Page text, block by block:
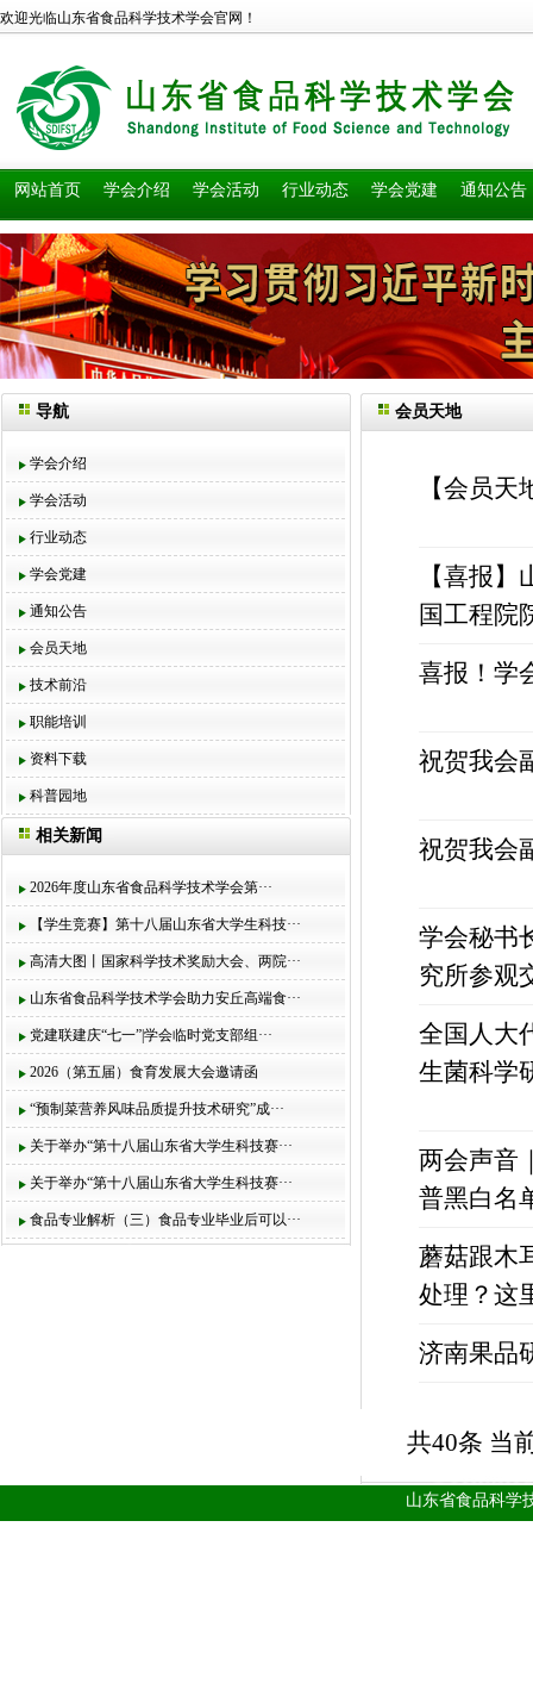
欢迎光临山东省食品科学技术学会官网！
网站首页 学会介绍 学会活动 行业动态 学会党建 通知公告
导航
学会介绍
学会活动
行业动态
学会党建
通知公告
会员天地
技术前沿
职能培训
资料下载
科普园地
相关新闻
2026年度山东省食品科学技术学会第···
【学生竞赛】第十八届山东省大学生科技···
高清大图丨国家科学技术奖励大会、两院···
山东省食品科学技术学会助力安丘高端食···
党建联建庆“七一”|学会临时党支部组···
2026（第五届）食育发展大会邀请函
“预制菜营养风味品质提升技术研究”成···
关于举办“第十八届山东省大学生科技赛···
关于举办“第十八届山东省大学生科技赛···
食品专业解析（三）食品专业毕业后可以···
会员天地
【会员
【喜报
国工程院
喜报！学
祝贺我会
祝贺我会
学会秘书
究所参观
全国人大
生菌科学
两会声音
普黑白名
蘑菇跟木
处理？这
济南果品
共40条 当
山东省食品科